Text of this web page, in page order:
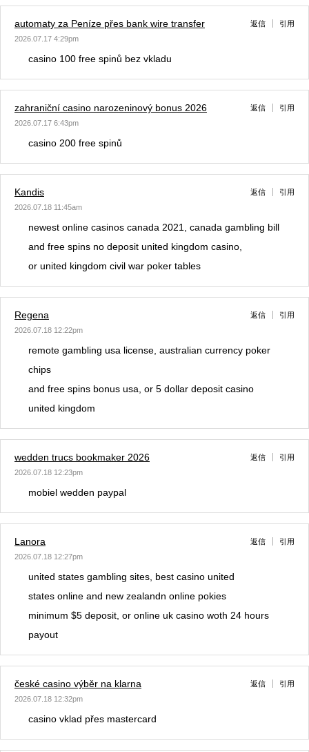
automaty za Peníze přes bank wire transfer
2026.07.17 4:29pm
返信 引用
casino 100 free spinů bez vkladu
zahraniční casino narozeninový bonus 2026
2026.07.17 6:43pm
返信 引用
casino 200 free spinů
Kandis
2026.07.18 11:45am
返信 引用
newest online casinos canada 2021, canada gambling bill
and free spins no deposit united kingdom casino,
or united kingdom civil war poker tables
Regena
2026.07.18 12:22pm
返信 引用
remote gambling usa license, australian currency poker
chips
and free spins bonus usa, or 5 dollar deposit casino
united kingdom
wedden trucs bookmaker 2026
2026.07.18 12:23pm
返信 引用
mobiel wedden paypal
Lanora
2026.07.18 12:27pm
返信 引用
united states gambling sites, best casino united
states online and new zealandn online pokies
minimum $5 deposit, or online uk casino woth 24 hours
payout
české casino výběr na klarna
2026.07.18 12:32pm
返信 引用
casino vklad přes mastercard